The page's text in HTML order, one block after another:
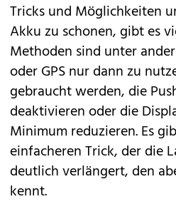
Tricks und Möglichkeiten
Akku zu schonen, gibt es
Methoden sind unter
oder GPS nur dann zu
gebraucht werden, die
deaktivieren oder die
Minimum reduzieren. Es
einfacheren Trick, der die
deutlich verlängert, den
kennt.